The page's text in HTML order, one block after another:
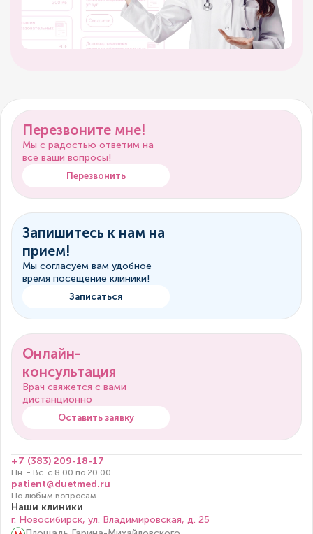
Перезвоните мне!
Мы с радостью ответим на
все ваши вопросы!
Перезвонить
Запишитесь к нам на
прием!
Мы согласуем вам удобное
время посещение клиники!
Записаться
Онлайн-
консультация
Врач свяжется с вами
дистанционно
Оставить заявку
+7 (383) 209-18-17
Пн. - Вс. с 8.00 по 20.00
patient@duetmed.ru
По любым вопросам
Наши клиники
г. Новосибирск, ул. Владимировская, д. 25